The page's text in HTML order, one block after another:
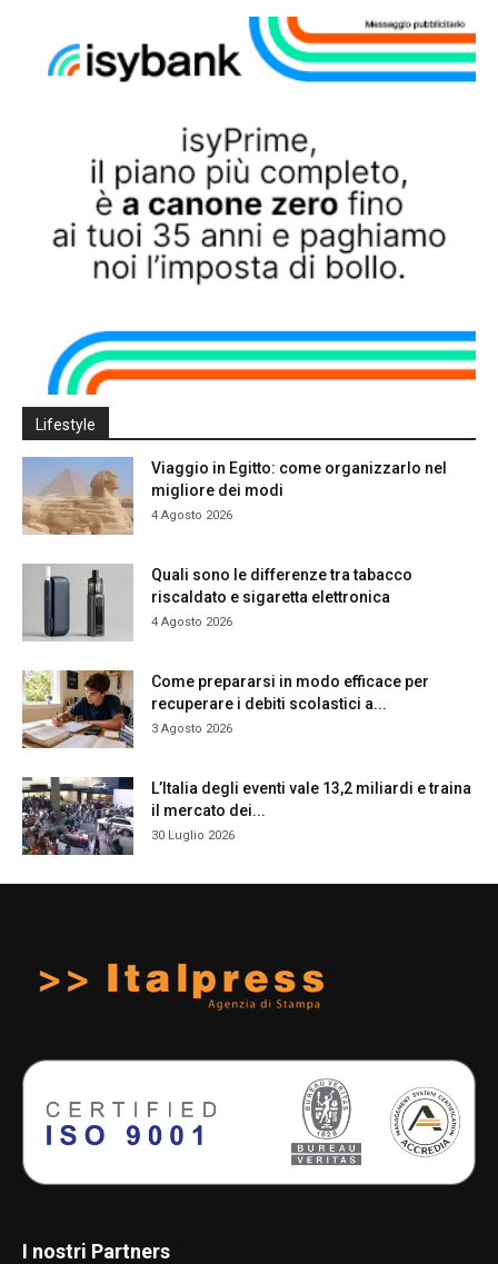
Lifestyle
Viaggio in Egitto: come organizzarlo nel
migliore dei modi
4 Agosto 2026
Quali sono le differenze tra tabacco
riscaldato e sigaretta elettronica
4 Agosto 2026
Come prepararsi in modo efficace per
recuperare i debiti scolastici a...
3 Agosto 2026
L’Italia degli eventi vale 13,2 miliardi e traina
il mercato dei...
30 Luglio 2026
I nostri Partners